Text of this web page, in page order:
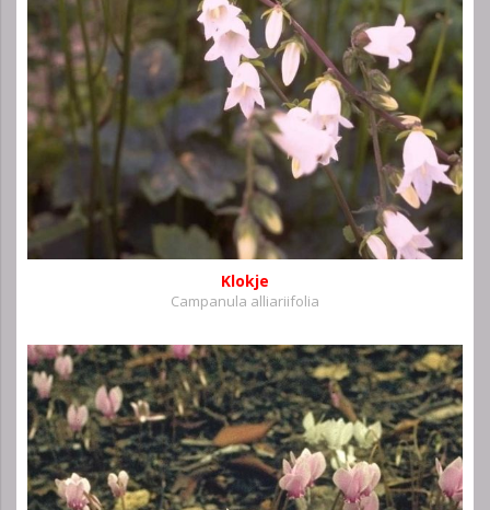
Klokje
Campanula alliariifolia